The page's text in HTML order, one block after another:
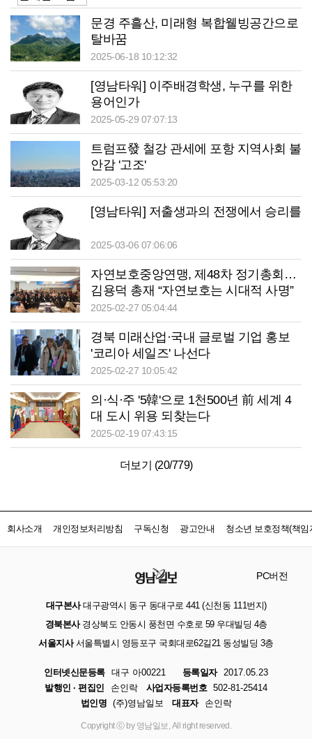
문경 주흘산, 미래형 복합웰빙공간으로
탈바꿈
2025-06-18 10:12:32
[영남타워] 이주배경학생, 누구를 위한
용어인가
2025-05-29 07:07:13
트럼프發 철강 관세에 포항 지역사회 불
안감 '고조'
2025-03-12 05:53:20
[영남타워] 저출생과의 전쟁에서 승리를
2025-03-06 07:06:06
자연보호중앙연맹, 제48차 정기총회…
김용덕 총재 “자연보호는 시대적 사명”
2025-02-27 05:04:44
경북 미래산업·국내 글로벌 기업 홍보
'코리아 세일즈' 나선다
2025-02-27 10:05:42
의·식·주 '5韓'으로 1천500년 前 세계 4
대 도시 위용 되찾는다
2025-02-19 07:43:15
더보기 (20/779)
회사소개 개인정보처리방침 구독신청 광고안내 청소년 보호정책(책임
PC버전
대구본사대구광역시 동구 동대구로 441 (신천동 111번지)
경북본사경상북도 안동시 풍천면 수호로 59 우대빌딩 4층
서울지사서울특별시 영등포구 국회대로62길21 동성빌딩 3층
인터넷신문등록 대구 아00221 등록일자
2017.05.23
발행인 · 편집인
손인락 사업자등록번호 502-81-25414
법인명 (주)영남일보 대표자 손인락
Copyright ⓒ by 영남일보, All right reserved.